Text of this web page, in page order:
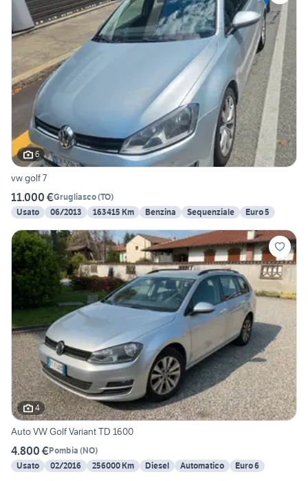
6
vw golf 7
11.000 €Grugliasco(TO)
Usato
06/2013 163415 Km Benzina Sequenziale Euro 5
4
Auto VW Golf Variant TD 1600
4.800 €Pombia (NO)
Usato
02/2016 256000 Km Diesel Automatico Euro 6